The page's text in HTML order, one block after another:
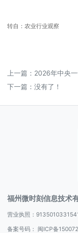
转自：农业行业观察
上一篇： 2026年中央
下一篇：没有了！
福州微时刻信息技术
营业执照：
备案号码： 闽ICP备